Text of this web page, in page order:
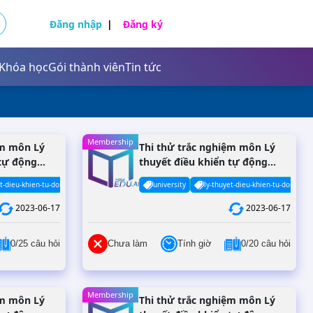
Đăng nhập Đăng ký
Tự nhiên và xã hội
Tiếng Việt
Khoa học tự nhiên
Giáo dục công dân
Tiếng Anh
Sinh học
Giáo dục kinh tế và pháp luật
Sinh học
Khóa họcGói thành viênTin tức
môn Lý
động
dieu-khien-tu-dong
2023-06-17
0/25 câu hỏi
Membership Thi thử trắc nghiệm môn Lý
thuyết điều khiển tự động
online - Đề #9
university ly-thuyet-dieu-khien-tu-dong
2023-06-17
Chưa làm Tính giờ 0/20 câu hỏi
môn Lý
Membership Thi thử trắc nghiệm môn Lý